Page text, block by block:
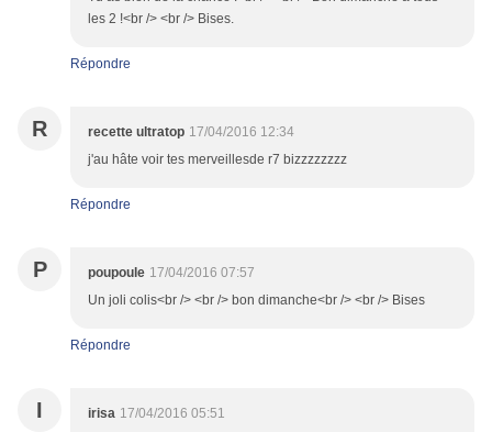
les 2 !<br /> <br /> Bises.
Répondre
R recette ultratop 17/04/2016 12:34
j'au hâte voir tes merveillesde r7 bizzzzzzzz
Répondre
P poupoule 17/04/2016 07:57
Un joli colis<br /> <br /> bon dimanche<br /> <br /> Bises
Répondre
I irisa 17/04/2016 05:51